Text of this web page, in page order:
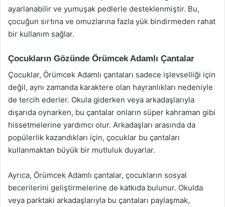
ayarlanabilir ve yumuşak pedlerle desteklenmiştir. Bu,
çocuğun sırtına ve omuzlarına fazla yük bindirmeden rahat
bir kullanım sağlar.
Çocukların Gözünde Örümcek Adamlı Çantalar
Çocuklar, Örümcek Adamlı çantaları sadece işlevselliği için
değil, aynı zamanda karaktere olan hayranlıkları nedeniyle
de tercih ederler. Okula giderken veya arkadaşlarıyla
dışarıda oynarken, bu çantalar onların süper kahraman gibi
hissetmelerine yardımcı olur. Arkadaşları arasında da
popülerlik kazandıkları için, çocuklar bu çantaları
kullanmaktan büyük bir mutluluk duyarlar.
Ayrıca, Örümcek Adamlı çantalar, çocukların sosyal
becerilerini geliştirmelerine de katkıda bulunur. Okulda
veya parktaki arkadaşlarıyla bu çantaları paylaşmak,